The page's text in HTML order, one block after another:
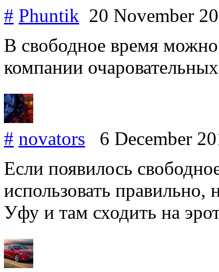
# Phuntik 20 November
В свободное время
компании
# novators 6 December
Если появилось
использовать
Уфу и там сходить на